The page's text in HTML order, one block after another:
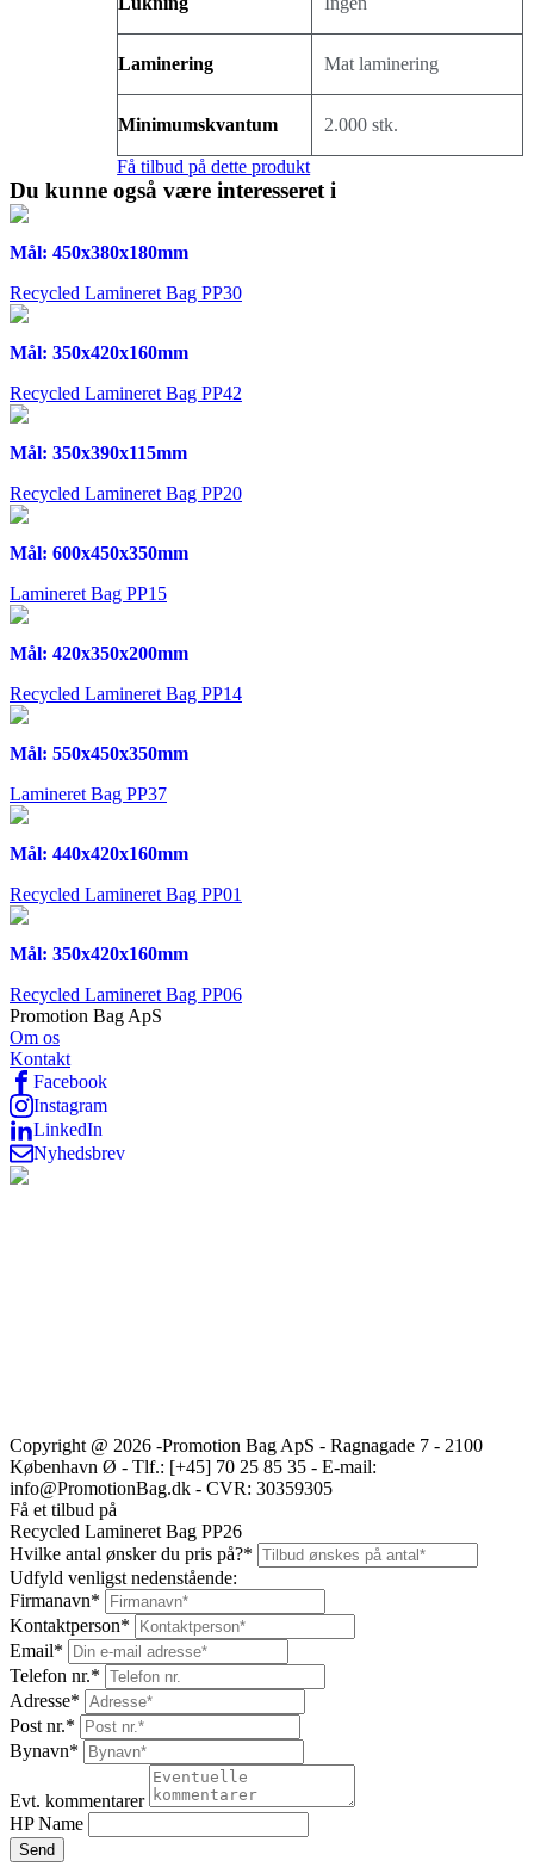
Laminering Mat laminering
Minimumskvantum 2.000 stk.
Få tilbud på dette produkt
Du kunne også være interesseret i
Mål: 450x380x180mm
Recycled Lamineret Bag PP30
Mål: 350x420x160mm
Recycled Lamineret Bag PP42
Mål: 350x390x115mm
Recycled Lamineret Bag PP20
Mål: 600x450x350mm
Lamineret Bag PP15
Mål: 420x350x200mm
Recycled Lamineret Bag PP14
Mål: 550x450x350mm
Lamineret Bag PP37
Mål: 440x420x160mm
Recycled Lamineret Bag PP01
Mål: 350x420x160mm
Recycled Lamineret Bag PP06
Promotion Bag ApS
Om os
Kontakt
Facebook
Instagram
LinkedIn
Nyhedsbrev
Copyright @ 2026 -Promotion Bag ApS - Ragnagade 7 - 2100
København Ø - Tlf.: [+45] 70 25 85 35 - E-mail:
info@PromotionBag.dk - CVR: 30359305
Få et tilbud på
Recycled Lamineret Bag PP26
Hvilke antal ønsker du pris på?*
Udfyld venligst nedenstående:
Firmanavn*
Kontaktperson*
Email*
Telefon nr.*
Adresse*
Post nr.*
Bynavn*
Evt. kommentarer
HP Name
Send